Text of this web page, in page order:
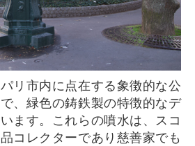
、緑色の鋳鉄製の特徴的なデ
ます。これらの噴水は、スコ
コレクターであり慈善家でも